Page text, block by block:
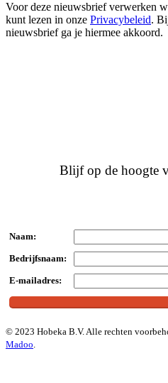
Voor deze nieuwsbrief verwerken
kunt lezen in onze Privacybeleid.
nieuwsbrief ga je hiermee akkoord.
Blijf op de hoogte
Naam:
Bedrijfsnaam:
E-mailadres:
© 2023 Hobeka B.V. Alle rechten
Madoo.